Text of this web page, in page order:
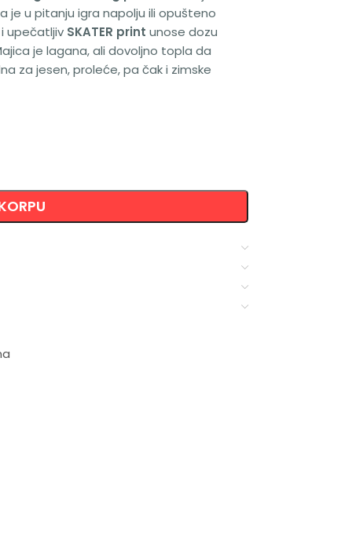
je u pitanju igra napolju ili opušteno
upečatljiv SKATER print unose dozu
je lagana, ali dovoljno topla da
za jesen, proleće, pa čak i zimske